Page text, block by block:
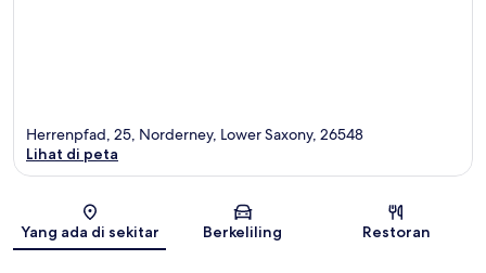
Peta
Herrenpfad, 25, Norderney, Lower Saxony, 26548
Lihat di peta
Yang ada di sekitar Berkeliling Restoran